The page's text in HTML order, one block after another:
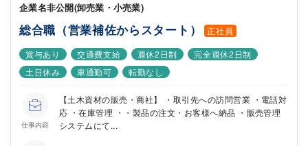
企業名非公開(卸売業・小売業)
総合職（営業補佐からスタート）
正社員
賞与あり
交通費支給 週休2日制
完全週休2日制
土日休み
車通勤可 転勤なし
仕事内容
【土木資材の販売・商社】 ・取引先への訪問営業 ・電話対
応 ・在庫管理 ・・製品の注文・お客様へ納品 ・販売管理
システムにて...